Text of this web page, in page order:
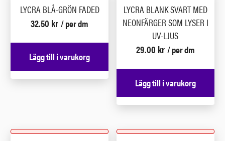
LYCRA BLÅ-GRÖN FADED
32.50 kr / per dm
Lägg till i varukorg
LYCRA BLANK SVART MED
NEONFÄRGER SOM LYSER I
UV-LJUS
29.00 kr / per dm
Lägg till i varukorg